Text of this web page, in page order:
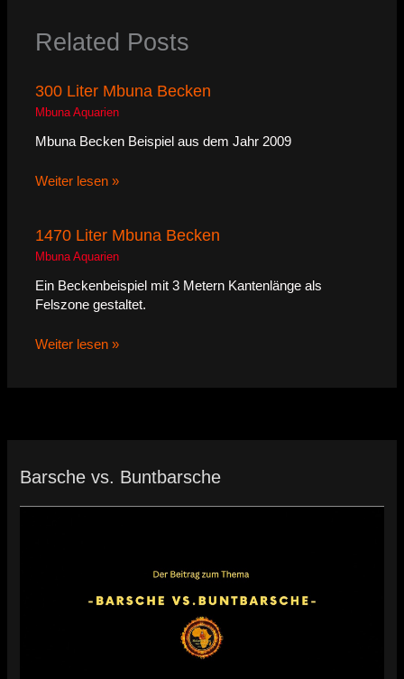
Related Posts
300 Liter Mbuna Becken
Mbuna Aquarien
Mbuna Becken Beispiel aus dem Jahr 2009
Weiter lesen »
1470 Liter Mbuna Becken
Mbuna Aquarien
Ein Beckenbeispiel mit 3 Metern Kantenlänge als
Felszone gestaltet.
Weiter lesen »
Barsche vs. Buntbarsche